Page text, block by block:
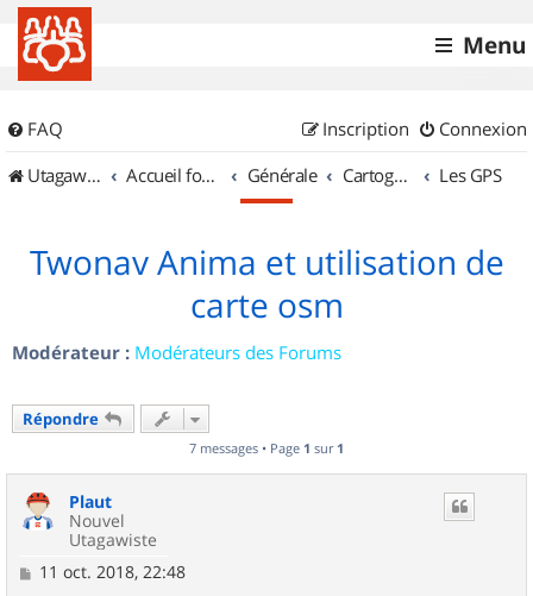
Menu
FAQ Connexion
Inscription
UtagawaVTT (Randos VTT et VTTAE avec traces GPS)
Accueil forum Générale Cartographie et GPS Les GPS
Twonav Anima et utilisation de
carte osm
Modérateur : Modérateurs des Forums
Répondre
7 messages • Page 1 sur 1
Plaut
Nouvel
Utagawiste
M11 oct. 2018, 22:48